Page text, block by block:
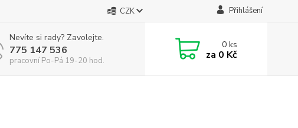
CZK Přihlášení
Nevíte si rady? Zavolejte.
775 147 536
pracovní Po-Pá 19-20 hod.
0ks
za 0 Kč